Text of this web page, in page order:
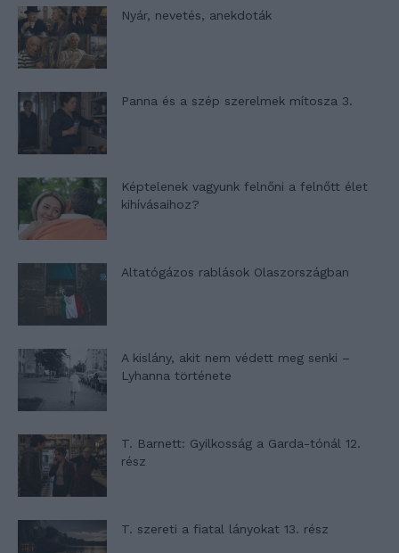
Nyár, nevetés, anekdoták
Panna és a szép szerelmek mítosza 3.
Képtelenek vagyunk felnőni a felnőtt élet
kihívásaihoz?
Altatógázos rablások Olaszországban
A kislány, akit nem védett meg senki –
Lyhanna története
T. Barnett: Gyilkosság a Garda-tónál 12.
rész
T. szereti a fiatal lányokat 13. rész